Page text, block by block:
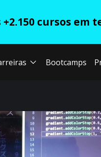
cursos em
Bootcamps